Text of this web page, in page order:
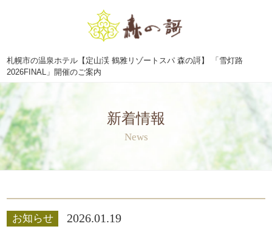
札幌市の温泉ホテル【定山渓 鶴雅リゾートスパ 森の謌】 「雪灯路
2026FINAL」開催のご案内
新着情報
News
お知らせ 2026.01.19